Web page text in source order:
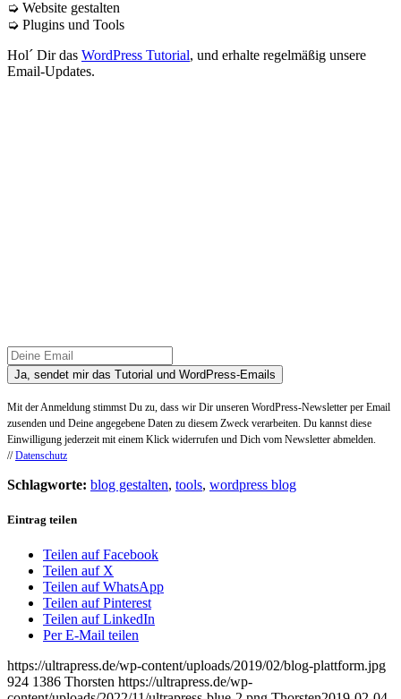
➭ Website gestalten
➭ Plugins und Tools
Hol´ Dir das WordPress Tutorial, und erhalte regelmäßig unsere
Email-Updates.
Ja, sendet mir das Tutorial und WordPress-Emails
Mit der Anmeldung stimmst Du zu, dass wir Dir unseren WordPress-Newsletter per Email
zusenden und Deine angegebene Daten zu diesem Zweck verarbeiten. Du kannst diese
Einwilligung jederzeit mit einem Klick widerrufen und Dich vom Newsletter abmelden.
//Datenschutz
Schlagworte: blog gestalten, tools, wordpress blog
Eintrag teilen
Teilen auf Facebook
Teilen auf X
Teilen auf WhatsApp
Teilen auf Pinterest
Teilen auf LinkedIn
Per E-Mail teilen
https://ultrapress.de/wp-content/uploads/2019/02/blog-plattform.jpg
924 1386 Thorsten https://ultrapress.de/wp-